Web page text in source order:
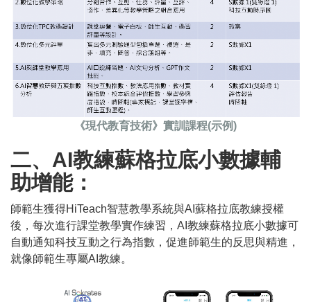
《現代教育技術》實訓課程(示例)
二、AI教練蘇格拉底小數據輔
助增能：
師範生獲得HiTeach智慧教學系統與AI蘇格拉底教練授權
後，每次進行課堂教學實作練習，AI教練蘇格拉底小數據可
自動通知科技互動之行為指數，促進師範生的反思與精進，
就像師範生專屬AI教練。